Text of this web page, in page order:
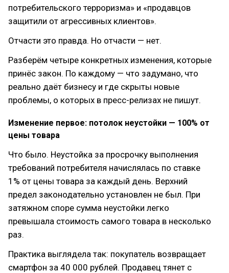
потребительского терроризма» и «продавцов
защитили от агрессивных клиентов».
Отчасти это правда. Но отчасти — нет.
Разберём четыре конкретных изменения, которые
принёс закон. По каждому — что задумано, что
реально даёт бизнесу и где скрыты новые
проблемы, о которых в пресс-релизах не пишут.
Изменение первое: потолок неустойки — 100% от
цены товара
Что было. Неустойка за просрочку выполнения
требований потребителя начислялась по ставке
1% от цены товара за каждый день. Верхний
предел законодательно установлен не был. При
затяжном споре сумма неустойки легко
превышала стоимость самого товара в несколько
раз.
Практика выглядела так: покупатель возвращает
смартфон за 40 000 рублей. Продавец тянет с